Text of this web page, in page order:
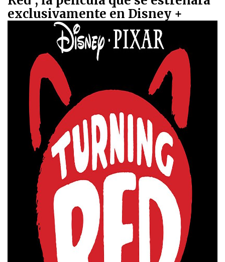
exclusivamente en Disney +